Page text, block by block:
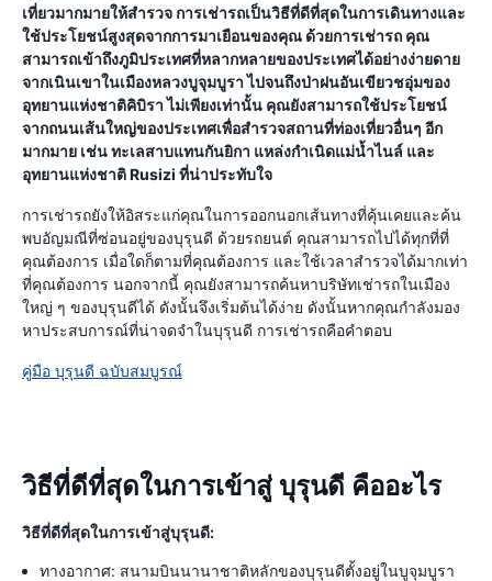
เที่ยวมากมายให้สำรวจ การเช่ารถเป็นวิธีที่ดีที่สุดในการเดินทางและ
ใช้ประโยชน์สูงสุดจากการมาเยือนของคุณ ด้วยการเช่ารถ คุณ
สามารถเข้าถึงภูมิประเทศที่หลากหลายของประเทศได้อย่างง่ายดาย
จากเนินเขาในเมืองหลวงบูจุมบูรา ไปจนถึงป่าฝนอันเขียวชอุ่มของ
อุทยานแห่งชาติคิบิรา ไม่เพียงเท่านั้น คุณยังสามารถใช้ประโยชน์
จากถนนเส้นใหญ่ของประเทศเพื่อสำรวจสถานที่ท่องเที่ยวอื่นๆ อีก
มากมาย เช่น ทะเลสาบแทนกันยิกา แหล่งกำเนิดแม่น้ำไนล์ และ
อุทยานแห่งชาติ Rusizi ที่น่าประทับใจ
การเช่ารถยังให้อิสระแก่คุณในการออกนอกเส้นทางที่คุ้นเคยและค้น
พบอัญมณีที่ซ่อนอยู่ของบุรุนดี ด้วยรถยนต์ คุณสามารถไปได้ทุกที่ที่
คุณต้องการ เมื่อใดก็ตามที่คุณต้องการ และใช้เวลาสำรวจได้มากเท่า
ที่คุณต้องการ นอกจากนี้ คุณยังสามารถค้นหาบริษัทเช่ารถในเมือง
ใหญ่ ๆ ของบุรุนดีได้ ดังนั้นจึงเริ่มต้นได้ง่าย ดังนั้นหากคุณกำลังมอง
หาประสบการณ์ที่น่าจดจำในบุรุนดี การเช่ารถคือคำตอบ
คู่มือ บุรุนดี ฉบับสมบูรณ์
วิธีที่ดีที่สุดในการเข้าสู่ บุรุนดี คืออะไร
วิธีที่ดีที่สุดในการเข้าสู่บุรุนดี:
ทางอากาศ: สนามบินนานาชาติหลักของบุรุนดีตั้งอยู่ในบูจุมบูรา